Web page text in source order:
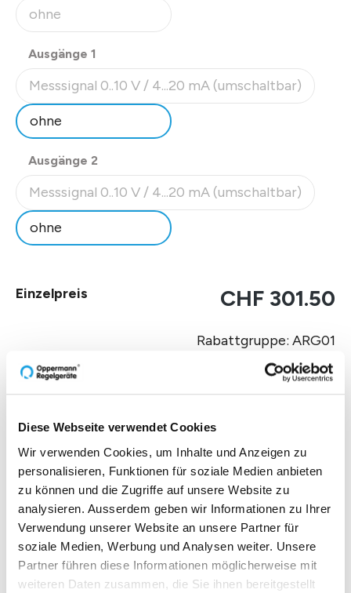
Diese Webseite verwendet Cookies
Wir verwenden Cookies, um Inhalte und Anzeigen zu
personalisieren, Funktionen für soziale Medien anbieten
zu können und die Zugriffe auf unsere Website zu
analysieren. Ausserdem geben wir Informationen zu Ihrer
Verwendung unserer Website an unsere Partner für
soziale Medien, Werbung und Analysen weiter. Unsere
Partner führen diese Informationen möglicherweise mit
weiteren Daten zusammen, die Sie ihnen bereitgestellt
ohne
(Diese Option ist zurzeit nicht verfügbar.)
Ausgänge 1
Messsignal 0..10 V / 4...20 mA (umschaltbar)
(Diese Option ist zurzeit nicht verfügbar.)
ohne
Ausgänge 2
Messsignal 0..10 V / 4...20 mA (umschaltbar)
(Diese Option ist zurzeit nicht verfügbar.)
ohne
Einzelpreis CHF 301.50
Rabattgruppe: ARG01
Zur Offertenanfrage
Produktbeschreibung
Technische Daten
Downloads